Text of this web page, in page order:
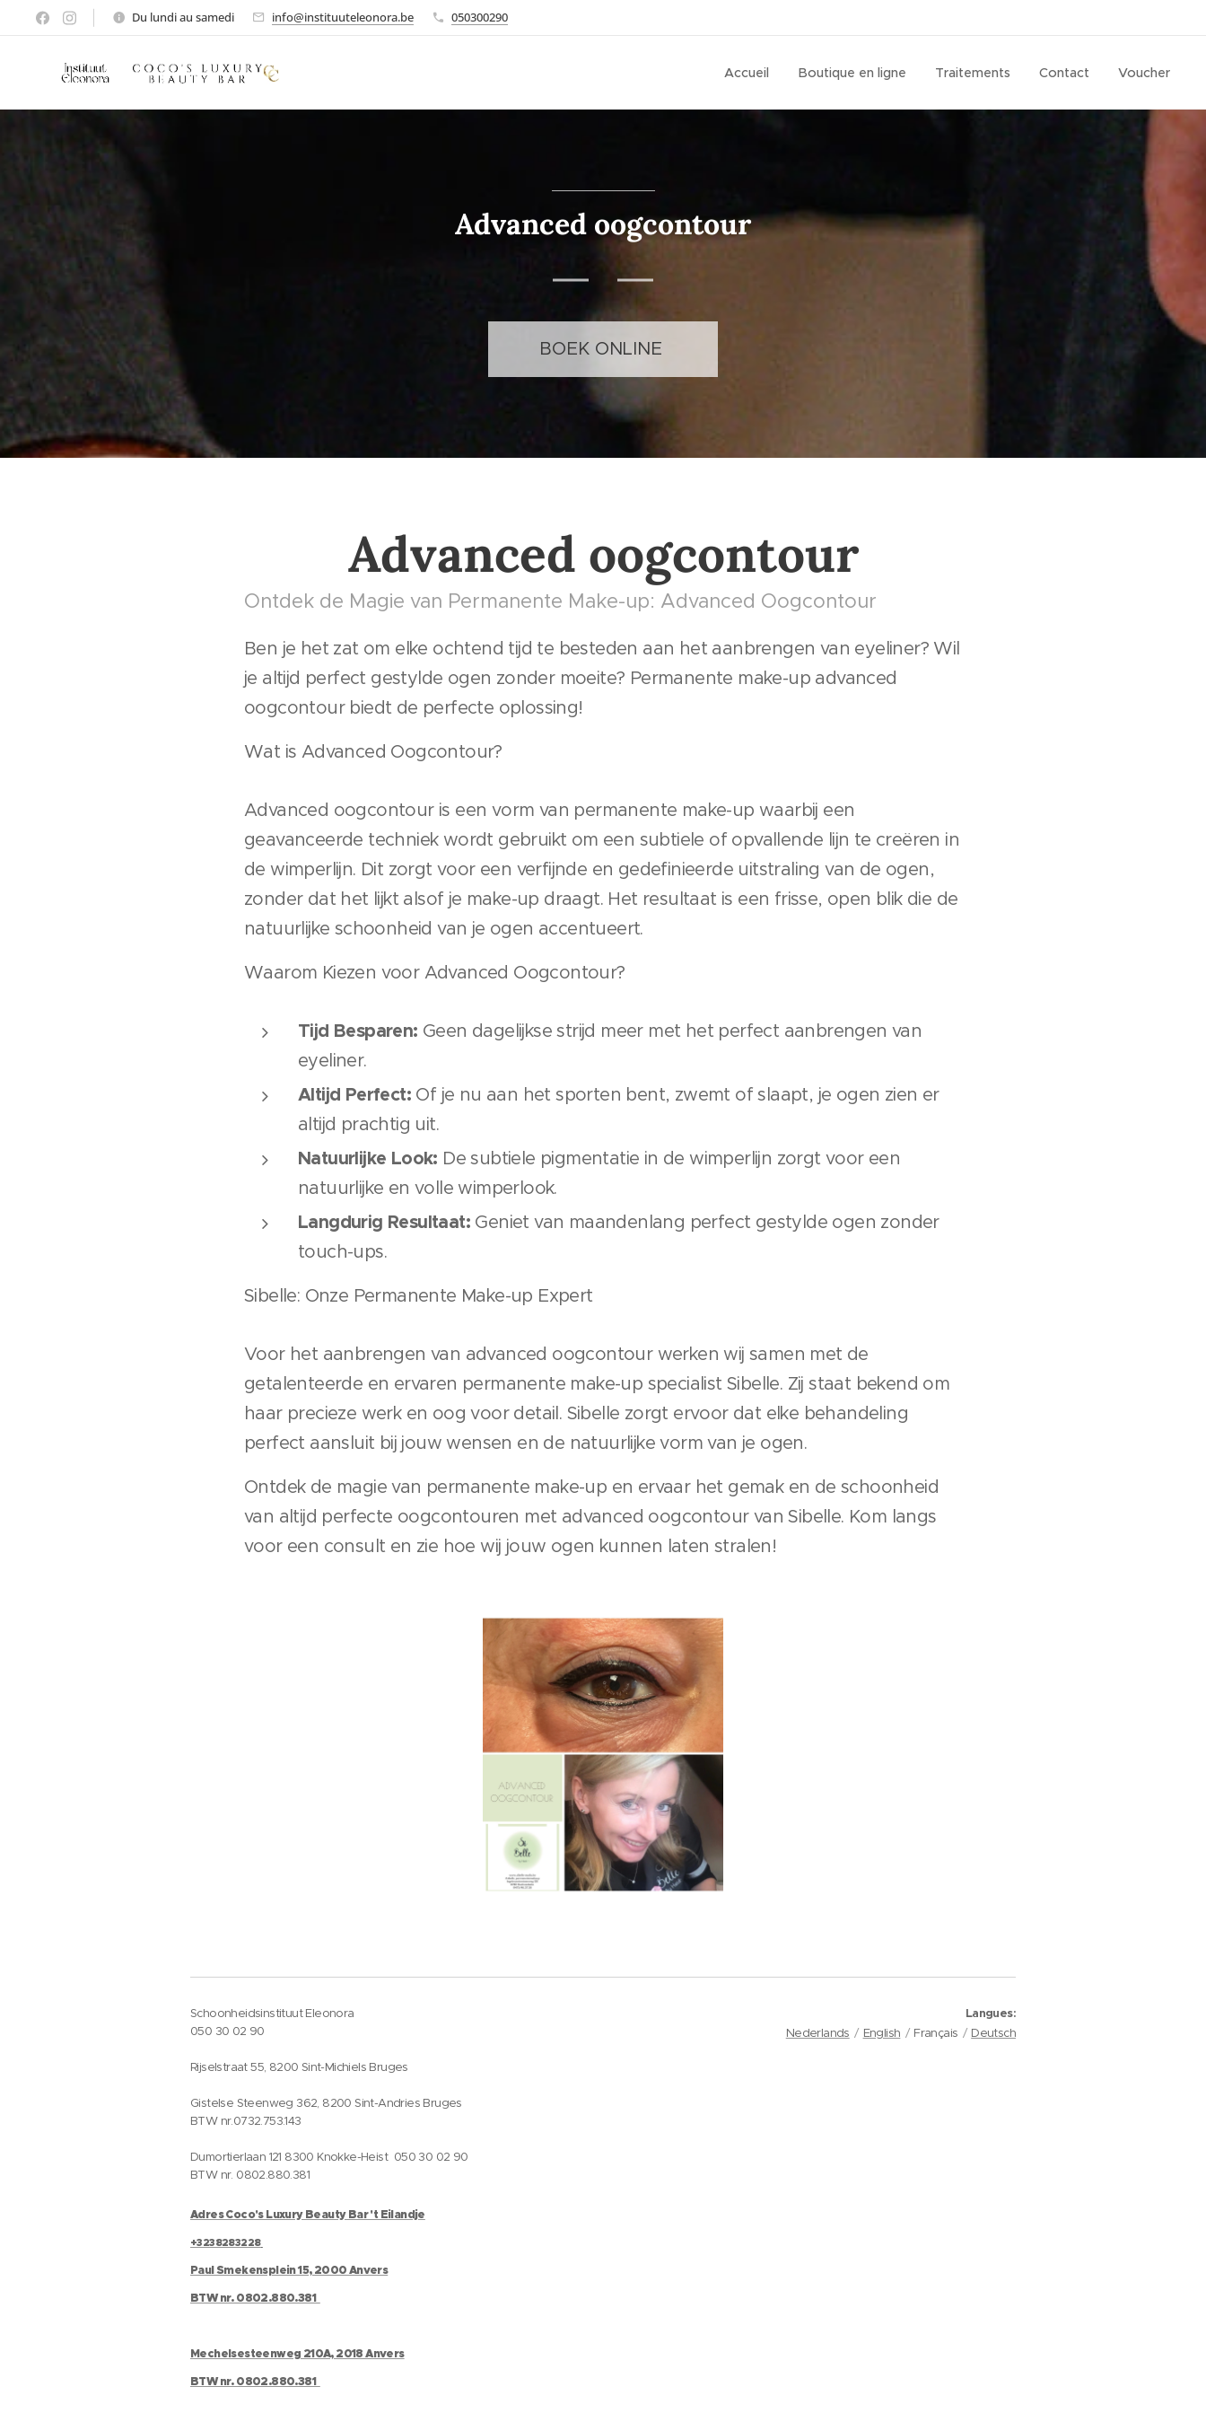
Du lundi au samedi info@instituuteleonora.be 050300290
Accueil Boutique en ligne Traitements Contact Voucher
Advanced oogcontour
BOEK ONLINE
Advanced oogcontour
Ontdek de Magie van Permanente Make-up: Advanced Oogcontour
Ben je het zat om elke ochtend tijd te besteden aan het aanbrengen van eyeliner? Wil
je altijd perfect gestylde ogen zonder moeite? Permanente make-up advanced
oogcontour biedt de perfecte oplossing!
Wat is Advanced Oogcontour?
Advanced oogcontour is een vorm van permanente make-up waarbij een
geavanceerde techniek wordt gebruikt om een subtiele of opvallende lijn te creëren in
de wimperlijn. Dit zorgt voor een verfijnde en gedefinieerde uitstraling van de ogen,
zonder dat het lijkt alsof je make-up draagt. Het resultaat is een frisse, open blik die de
natuurlijke schoonheid van je ogen accentueert.
Waarom Kiezen voor Advanced Oogcontour?
Tijd Besparen: Geen dagelijkse strijd meer met het perfect aanbrengen van
eyeliner.
Altijd Perfect: Of je nu aan het sporten bent, zwemt of slaapt, je ogen zien er
altijd prachtig uit.
Natuurlijke Look: De subtiele pigmentatie in de wimperlijn zorgt voor een
natuurlijke en volle wimperlook.
Langdurig Resultaat: Geniet van maandenlang perfect gestylde ogen zonder
touch-ups.
Sibelle: Onze Permanente Make-up Expert
Voor het aanbrengen van advanced oogcontour werken wij samen met de
getalenteerde en ervaren permanente make-up specialist Sibelle. Zij staat bekend om
haar precieze werk en oog voor detail. Sibelle zorgt ervoor dat elke behandeling
perfect aansluit bij jouw wensen en de natuurlijke vorm van je ogen.
Ontdek de magie van permanente make-up en ervaar het gemak en de schoonheid
van altijd perfecte oogcontouren met advanced oogcontour van Sibelle. Kom langs
voor een consult en zie hoe wij jouw ogen kunnen laten stralen!
Schoonheidsinstituut Eleonora
050 30 02 90
Rijselstraat 55, 8200 Sint-Michiels Bruges
Gistelse Steenweg 362, 8200 Sint-Andries Bruges
BTW nr.0732.753.143
Dumortierlaan 121 8300 Knokke-Heist 050 30 02 90
BTW nr. 0802.880.381
Adres Coco's Luxury Beauty Bar 't Eilandje
+3238283228
Paul Smekensplein 15, 2000 Anvers
BTW nr. 0802.880.381
Mechelsesteenweg 210A, 2018 Anvers
BTW nr. 0802.880.381
Langues
Nederlands
English Français Deutsch